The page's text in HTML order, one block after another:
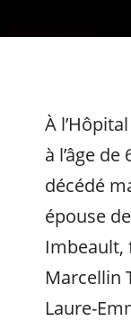
À
à l’âge
décédé
épouse
Imbeault,
Marcellin
Laure-